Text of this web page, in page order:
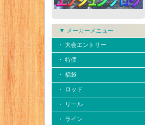
▼ メーカーメニュー
・ 大会エントリー
・ 特価
・ 福袋
・ ロッド
・ リール
・ ライン